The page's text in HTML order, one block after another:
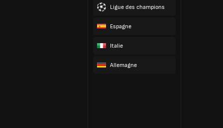
Ligue des champions
Espagne
Italie
Allemagne